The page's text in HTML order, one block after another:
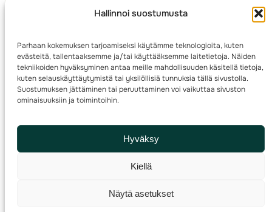
Hallinnoi suostumusta
Parhaan kokemuksen tarjoamiseksi käytämme teknologioita, kuten
evästeitä, tallentaaksemme ja/tai käyttääksemme laitetietoja. Näiden
tekniikoiden hyväksyminen antaa meille mahdollisuuden käsitellä tietoja,
kuten selauskäyttäytymistä tai yksilöllisiä tunnuksia tällä sivustolla.
Suostumuksen jättäminen tai peruuttaminen voi vaikuttaa sivuston
ominaisuuksiin ja toimintoihin.
Hyväksy
Kiellä
Näytä asetukset
Nuorison koulutukset
Kartoitus
Ratamestari
© 2025 ·Suomen Suunnistusliitto· Valimotie 10, 00380 Helsinki, Finland
info(a)suunnistusliitto.fi,Rastilipun asiat: rastilippu(a)suunnistusliitto.fi
Kilpailut ja kuntorastit – Rastilippu:::Rastilipun ohjeet